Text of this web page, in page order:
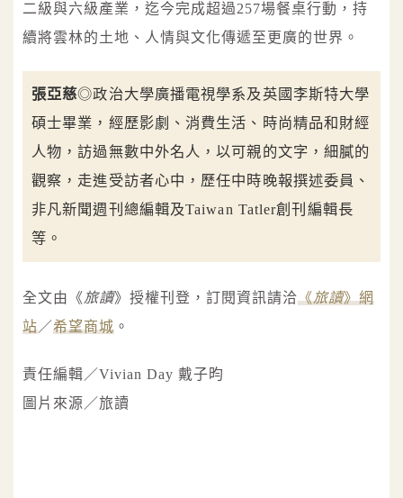
二級與六級產業，迄今完成超過257場餐桌行動，持
續將雲林的土地、人情與文化傳遞至更廣的世界。
張亞慈◎政治大學廣播電視學系及英國李斯特大學
碩士畢業，經歷影劇、消費生活、時尚精品和財經
人物，訪過無數中外名人，以可親的文字，細膩的
觀察，走進受訪者心中，歷任中時晚報撰述委員、
非凡新聞週刊總編輯及Taiwan Tatler創刊編輯長
等。
全文由《 旅讀》授權刊登，訂閱資訊請洽《旅讀》網
站／希望商城 。
責任編輯／Vivian Day 戴子昀
圖片來源／旅讀